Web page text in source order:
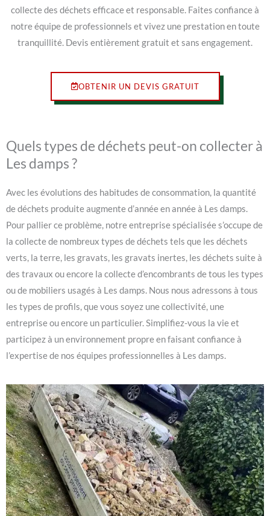
collecte des déchets efficace et responsable. Faites confiance à
notre équipe de professionnels et vivez une prestation en toute
tranquillité. Devis entièrement gratuit et sans engagement.
OBTENIR UN DEVIS GRATUIT
Quels types de déchets peut-on collecter à
Les damps ?
Avec les évolutions des habitudes de consommation, la quantité
de déchets produite augmente d’année en année à Les damps.
Pour pallier ce problème, notre entreprise spécialisée s’occupe de
la collecte de nombreux types de déchets tels que les déchets
verts, la terre, les gravats, les gravats inertes, les déchets suite à
des travaux ou encore la collecte d’encombrants de tous les types
ou de mobiliers usagés à Les damps. Nous nous adressons à tous
les types de profils, que vous soyez une collectivité, une
entreprise ou encore un particulier. Simplifiez-vous la vie et
participez à un environnement propre en faisant confiance à
l’expertise de nos équipes professionnelles à Les damps.